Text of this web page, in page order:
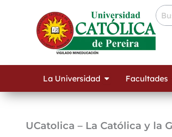
La Universidad Open LaFacultades
UCatolica – La Católica y la